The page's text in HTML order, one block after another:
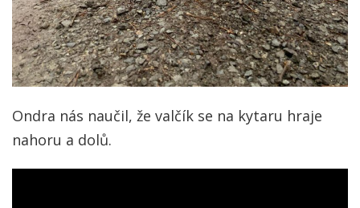
Ondra nás naučil, že valčík se na kytaru hraje
nahoru a dolů.